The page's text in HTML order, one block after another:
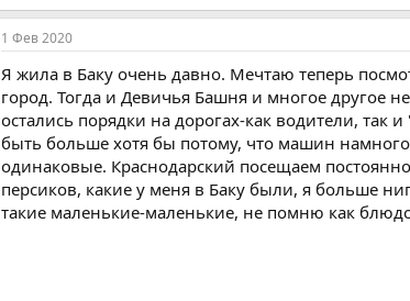
1 Фев 2020
Я жила в Баку очень давно. Мечтаю теперь
город. Тогда и Девичья Башня и многое другое
остались порядки на дорогах-как водители,
быть больше хотя бы потому, что машин
одинаковые. Краснодарский посещаем
персиков, какие у меня в Баку были, я больше
такие маленькие-маленькие, не помню как